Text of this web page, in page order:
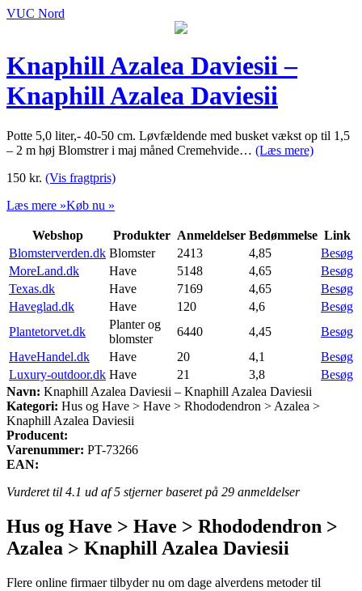
VUC Nord
Knaphill Azalea Daviesii –
Knaphill Azalea Daviesii
Potte 5,0 liter,- 40-50 cm. Løvfældende med busket vækst op til 1,5
– 2 m høj Blomstrer i maj måned Cremehvide… (Læs mere)
150 kr. (Vis fragtpris)
Læs mere »Køb nu »
Webshop Produkter Anmeldelser Bedømmelse Link
Blomsterverden.dk Blomster 2413 4,85
Besøg
MoreLand.dk
Have 5148 4,65
Besøg
Texas.dk
Have 7169 4,65
Besøg
Haveglad.dk
Have 120 4,6
Besøg
Plantetorvet.dk
Planter og
blomster
6440 4,45
Besøg
HaveHandel.dk
Have 20 4,1
Besøg
Luxury-outdoor.dk Have 21 3,8
Besøg
Navn: Knaphill Azalea Daviesii – Knaphill Azalea Daviesii
Kategori: Hus og Have > Have > Rhododendron > Azalea >
Knaphill Azalea Daviesii
Producent:
Varenummer: PT-73266
EAN:
Vurderet til 4.1 ud af 5 stjerner baseret på 29 anmeldelser
Hus og Have > Have > Rhododendron >
Azalea > Knaphill Azalea Daviesii
Flere online firmaer tilbyder nu om dage alverdens metoder til